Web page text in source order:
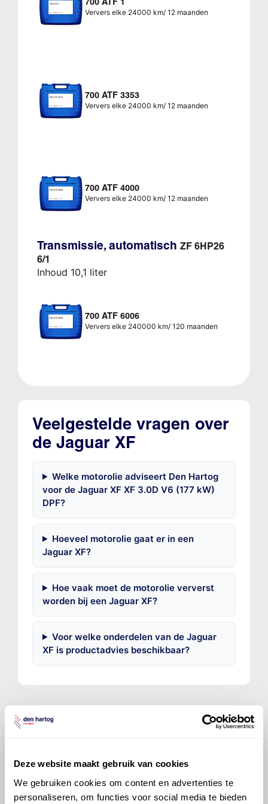
Deze website maakt gebruik van cookies
We gebruiken cookies om content en advertenties te
personaliseren, om functies voor social media te bieden
Ververs elke 24000 km/ 12 maanden
700 ATF 3353
Ververs elke 24000 km/ 12 maanden
700 ATF 4000
Ververs elke 24000 km/ 12 maanden
Transmissie, automatisch ZF 6HP26
6/1
Inhoud 10,1 liter
700 ATF 6006
Ververs elke 240000 km/ 120 maanden
Veelgestelde vragen over
de Jaguar XF
Welke motorolie adviseert Den Hartog
voor de Jaguar XF XF 3.0D V6 (177 kW)
DPF?
Hoeveel motorolie gaat er in een
Jaguar XF?
Hoe vaak moet de motorolie ververst
worden bij een Jaguar XF?
Voor welke onderdelen van de Jaguar
XF is productadvies beschikbaar?
informatie mag noch geheel noch gedeeltelijk worden
andere manieren worden overgedragen zonder
voorafgaande schriftelijke toestemming van Olyslager